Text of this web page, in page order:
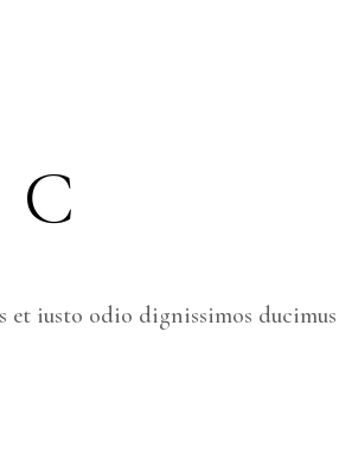
et iusto odio dignissimos